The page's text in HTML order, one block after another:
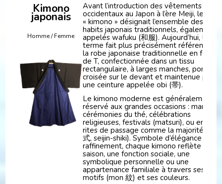
Kimono
japonais
Homme / Femme
Avant l’introduction des vêtements
occidentaux au Japon à l’ère Meiji, le mot
« kimono » désignait l’ensemble des
habits japonais traditionnels, également
appelés wafuku (和服). Aujourd’hui, le
terme fait plus précisément référence à
la robe japonaise traditionnelle en forme
de T, confectionnée dans un tissu
rectangulaire, à larges manches, portée
croisée sur le devant et maintenue par
une ceinture appelée obi (帯).
Le kimono moderne est généralement
réservé aux grandes occasions :
cérémonies du thé, célébrations
religieuses, festivals (matsuri), ou encore
rites de passage comme la majorité (成
式, seijin-shiki). Symbole d’élégance et de
raffinement, chaque kimono reflète une
saison, une fonction sociale, une
symbolique personnelle ou une
appartenance familiale à travers ses
motifs (mon 紋) et ses couleurs.